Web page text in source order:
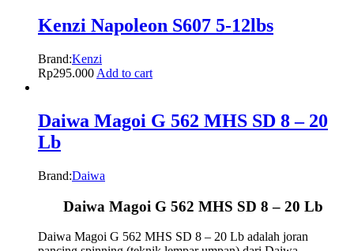
Kenzi Napoleon S607 5-12lbs
Brand:Kenzi
Rp295.000 Add to cart
Daiwa Magoi G 562 MHS SD 8 – 20
Lb
Brand:Daiwa
Daiwa Magoi G 562 MHS SD 8 – 20 Lb
Daiwa Magoi G 562 MHS SD 8 – 20 Lb adalah joran